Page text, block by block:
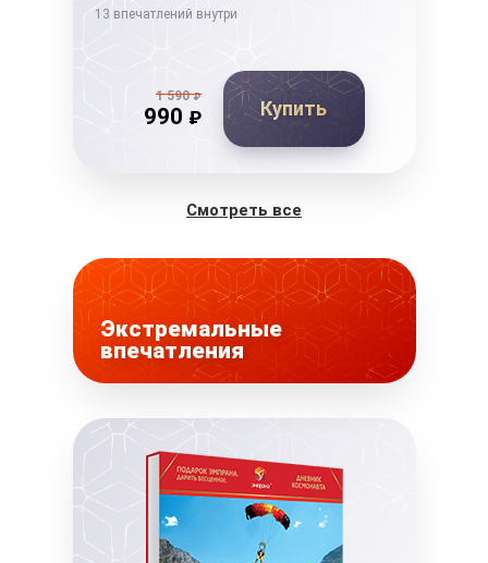
13 впечатлений внутри
1 590₽
990 ₽ Купить
Смотреть все
Экстремальные
впечатления